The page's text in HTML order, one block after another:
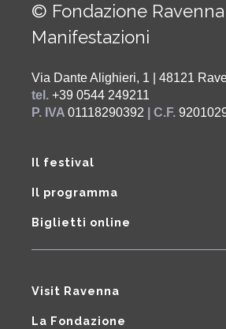
© Fondazione Ravenna
Manifestazioni
Via Dante Alighieri, 1 | 48121
tel. +39 0544 249211
P. IVA 01118290392 | C.F.
Il festival
Il programma
Biglietti online
Visit Ravenna
La Fondazione